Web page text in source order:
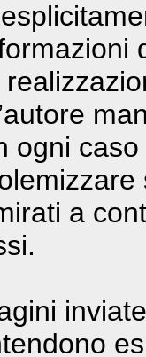
ogni
a